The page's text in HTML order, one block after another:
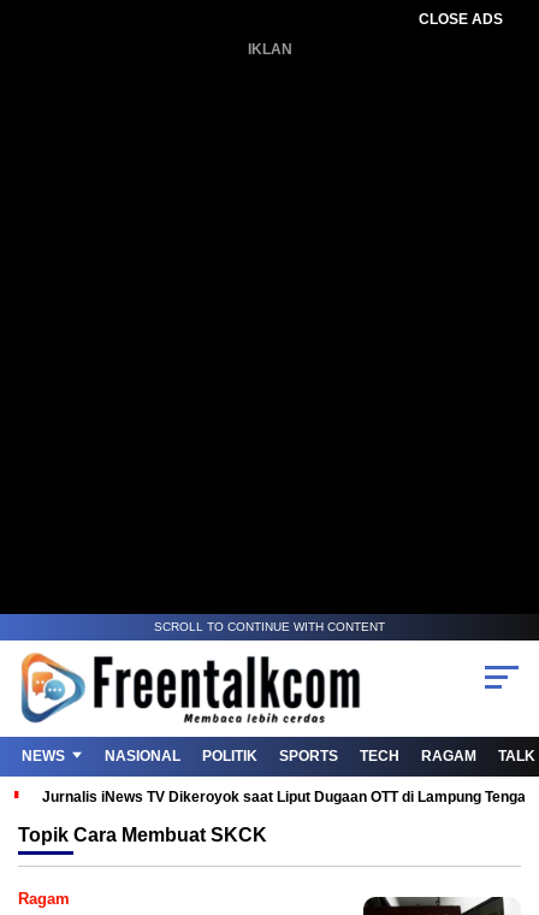
CLOSE ADS
IKLAN
SCROLL TO CONTINUE WITH CONTENT
NEWS NASIONAL POLITIK SPORTS TECH RAGAM TALK
Jurnalis iNews TV Dikeroyok saat Liput Dugaan OTT di Lampung
Topik Cara Membuat SKCK
Ragam